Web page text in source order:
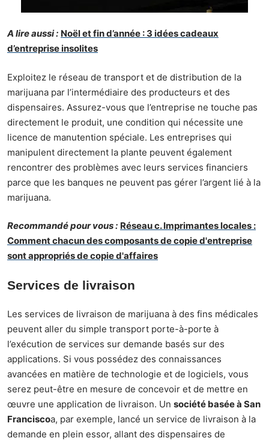
A lire aussi : Noël et fin d’année : 3 idées cadeaux
d’entreprise insolites
Exploitez le réseau de transport et de distribution de la
marijuana par l’intermédiaire des producteurs et des
dispensaires. Assurez-vous que l’entreprise ne touche pas
directement le produit, une condition qui nécessite une
licence de manutention spéciale. Les entreprises qui
manipulent directement la plante peuvent également
rencontrer des problèmes avec leurs services financiers
parce que les banques ne peuvent pas gérer l’argent lié à la
marijuana.
Recommandé pour vous : Réseau c. Imprimantes locales :
Comment chacun des composants de copie d'entreprise
sont appropriés de copie d'affaires
Services de livraison
Les services de livraison de marijuana à des fins médicales
peuvent aller du simple transport porte-à-porte à
l’exécution de services sur demande basés sur des
applications. Si vous possédez des connaissances
avancées en matière de technologie et de logiciels, vous
serez peut-être en mesure de concevoir et de mettre en
œuvre une application de livraison. Un société basée à San
Franciscoa, par exemple, lancé un service de livraison à la
demande en plein essor, allant des dispensaires de